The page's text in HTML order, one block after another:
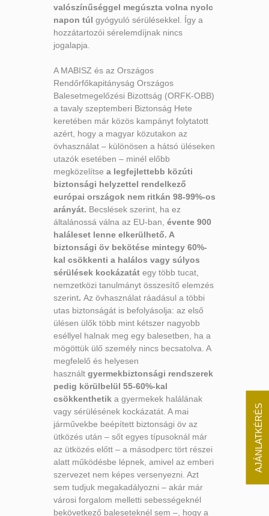
AJÁNLATKÉRÉS
valószínűséggel megúszta volna nyolc
napon túl gyógyuló sérülésekkel. Így a
hozzátartozói sérelemdíjnak nincs
jogalapja.
A MABISZ és az Országos
Rendőrfőkapitányság Országos
Balesetmegelőzési Bizottság (ORFK-OBB)
a tavaly szeptemberi Biztonság Hete
keretében már közös kampányt folytatott
azért, hogy a magyar közutakon az
övhasználat – különösen a hátsó üléseken
utazók esetében – minél előbb
megközelítse a legfejlettebb közúti
biztonsági helyzettel rendelkező
európai országok nem ritkán 98-99%-os
arányát. Becslések szerint, ha ez
általánossá válna az EU-ban, évente 900
haláleset lenne elkerülhető. A
biztonsági öv bekötése mintegy 60%-
kal csökkenti a halálos vagy súlyos
sérülések kockázatát egy több tucat,
nemzetközi tanulmányt összesítő elemzés
szerint. Az övhasználat ráadásul a többi
utas biztonságát is befolyásolja: az első
ülésen ülők több mint kétszer nagyobb
eséllyel halnak meg egy balesetben, ha a
mögöttük ülő személy nincs becsatolva. A
megfelelő és helyesen
használt gyermekbiztonsági rendszerek
pedig körülbelül 55-60%-kal
csökkenthetik a gyermekek halálának
vagy sérülésének kockázatát. A mai
járművekbe beépített biztonsági öv az
ütközés után – sőt egyes típusoknál már
az ütközés előtt – a másodperc tört részei
alatt működésbe lépnek, amivel az emberi
szervezet nem képes versenyezni. Azt
sem tudjuk megakadályozni – akár már
városi forgalom melletti sebességeknél
bekövetkező baleseteknél sem –, hogy a